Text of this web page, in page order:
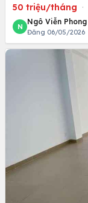
50 triệu/tháng ·
N
Ngô Viễn Phong
Đăng 06/05/2026